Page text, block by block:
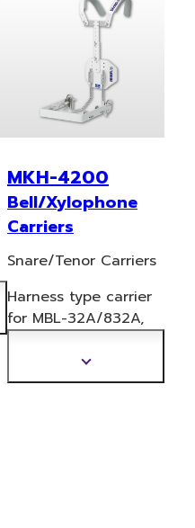
MKH-4200
Bell/Xylophone
Carriers
Snare/Tenor Carriers
Harness type carrier
for MBL-32A/832A,
Height: 446-598mm
แสดง
ข้อมูล